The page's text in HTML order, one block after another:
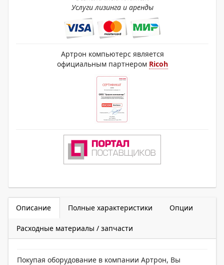
Услуги лизинга и аренды
Артрон компьютерс является
официальным партнером Ricoh
Описание Полные характеристики Опции
Расходные материалы / запчасти
Покупая оборудование в компании Артрон, Вы